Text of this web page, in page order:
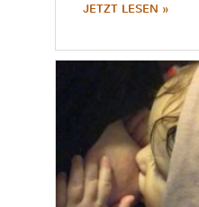
JETZT LESEN »